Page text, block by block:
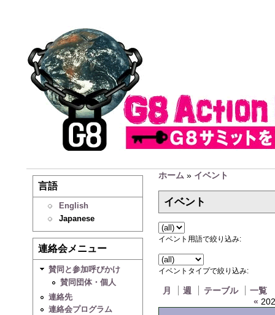
言語
English
Japanese
連絡会メニュー
賛同と参加呼びかけ
賛同団体・個人
連絡先
連絡会プログラム
ホーム » イベント
イベント
イベント用語で絞り込み:
イベントタイプで絞り込み:
月 週 テーブル
一覧
«